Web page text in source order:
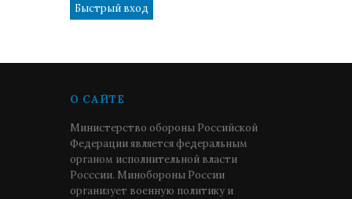
О САЙТЕ
Министерство обороны Российской
Федерации является федеральным
органом исполнительной власти
Росссии. Минобороны России
организует военную политику и